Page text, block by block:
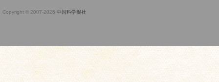
Copyright © 2007-2026 中国科学报社